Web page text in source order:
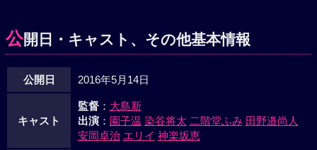
公開日・キャスト、その他基本情報
公開日 2016年5月14日
キャスト
監督： 大島新
出演： 園子温 染谷将太 二階堂ふみ 田野邉尚人
安岡卓治 エリイ 神楽坂恵